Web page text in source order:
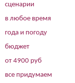
сценарии
в любое время
года и погоду
бюджет
от 4900 руб
все придумаем